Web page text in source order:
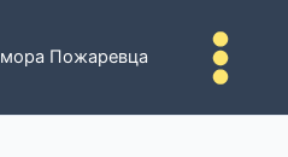
Пожаревца